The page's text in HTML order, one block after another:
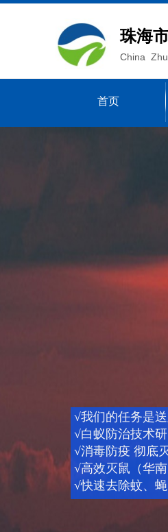
珠海
China
首页
√我们的任务是
√白蚁防治技术
√消毒防疫 彻底
√高效灭鼠（华
√快速去除蚊、